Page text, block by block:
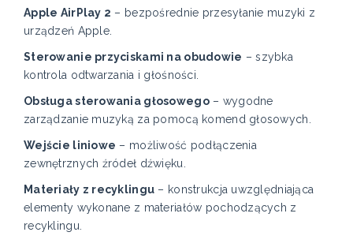
Apple AirPlay 2 – bezpośrednie przesyłanie muzyki z
urządzeń Apple.
Sterowanie przyciskami na obudowie – szybka
kontrola odtwarzania i głośności.
Obsługa sterowania głosowego– wygodne
zarządzanie muzyką za pomocą komend głosowych.
Wejście liniowe – możliwość podłączenia
zewnętrznych źródeł dźwięku.
Materiały z recyklingu – konstrukcja uwzględniająca
elementy wykonane z materiałów pochodzących z
recyklingu.